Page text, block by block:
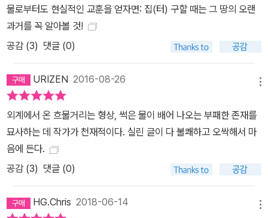
의 문학 세계를 이루는 요소 중 가장 독특한 것이라 할 수 있을 것이
다. 크툴루, 아자토스, 요그 소토스, 니알라토텝과 같은 러브크래프트
작품 속 일련의 신들은 인간에 대한 우주의 잔혹한 무관심을 표상하
의인화한 그리스 신화의 신들 또한 공명정대함과는 거리가 멀지만 러
브크래프트의 작품 속 신들은 인간적인 요소조차 전혀 없는 그저 사
악한 악령일 뿐이다. 그들을 신으로 섬기는 고대 종교와 제의는 그들
의 사악한 의지를 어떻게든 달래기 위한 절망적 노력에 불과하다. 인
러내지 않고 오직 사악한 악의로만 암시된다. 거대하고 불가해한 신
화와 우주의 암흑의 힘은 끊임없이 인류를 위협한다. 그들은 모두 인
단죄도, 복수도, 인간이 이해할 수 있는 그 무엇도 아니다. 태곳적 존
물로부터도 현실적인 교훈을 얻자면: 집(터) 구할 때는 그 땅의 오랜
과거를 꼭 알아볼 것!
공감 (3) 댓글 (0)
URIZEN 2016-08-26
외계에서 온 흐물거리는 형상, 썩은 물이 배어 나오는 부패한 존재를
묘사하는 데 작가가 천재적이다. 실린 글이 다 불쾌하고 오싹해서 마
음에 든다.
공감 (3) 댓글 (0)
HG.Chris 2018-06-14